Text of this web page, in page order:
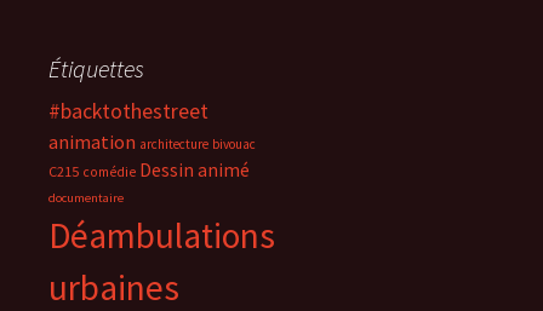
Étiquettes
#backtothestreet
animation architecture bivouac
C215 comédie Dessin animé
documentaire
Déambulations
urbaines